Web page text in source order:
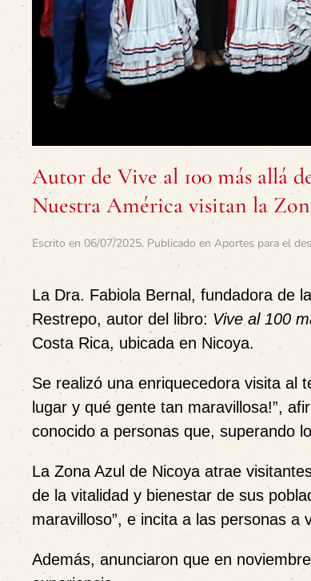
Autor de Vive al 100 más allá
Nuestra América visitan la
Escrito en 06/07/2025. Publicado en Aportes para el
La Dra. Fabiola Bernal, fundadora de
Restrepo, autor del libro: Vive al 100
Costa Rica, ubicada en Nicoya.
Se realizó una enriquecedora visita al
lugar y qué gente tan maravillosa!”,
conocido a personas que, superando
La Zona Azul de Nicoya atrae
de la vitalidad y bienestar de sus
maravilloso”, e incita a las personas a
Además, anunciaron que en